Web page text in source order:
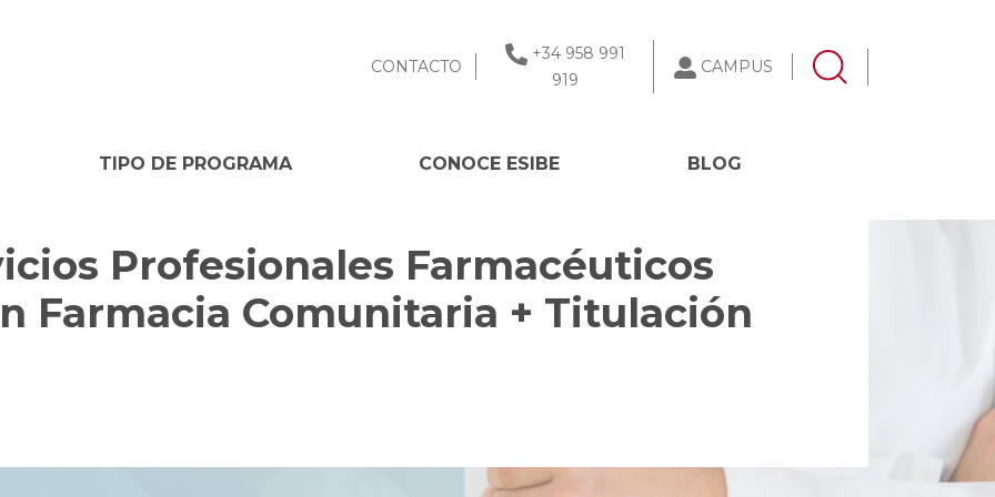
CONTACTO
+34 958 991
919
CAMPUS
TIPO DE PROGRAMA CONOCE ESIBE BLOG
Profesionales Farmacéuticos
Farmacia Comunitaria + Titulación